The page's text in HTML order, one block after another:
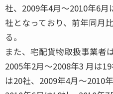
社、2009年4月〜2010年6
社となっており、前年同月
る。
また、宅配貨物取扱事業者
2005年2月〜2008年3 月は
は20社、2009年4月〜2010